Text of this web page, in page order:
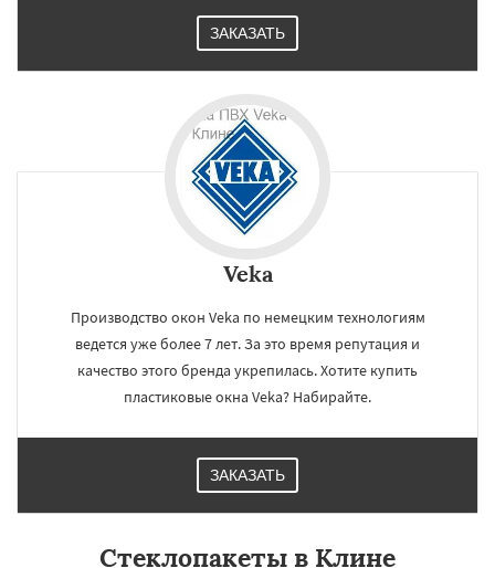
ЗАКАЗАТЬ
Veka
Производство окон Veka по немецким технологиям
ведется уже более 7 лет. За это время репутация и
качество этого бренда укрепилась. Хотите купить
пластиковые окна Veka? Набирайте.
ЗАКАЗАТЬ
Стеклопакеты в Клине